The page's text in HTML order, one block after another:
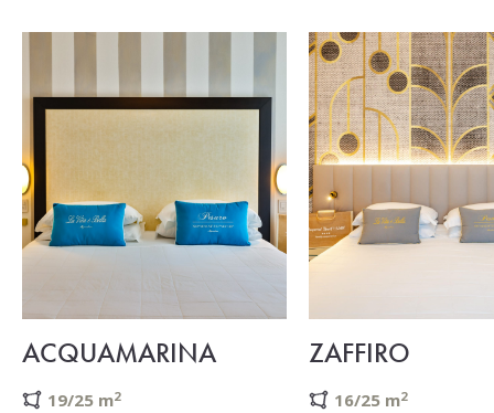
ACQUAMARINA
19/25 m2
ZAFFIRO
16/25 m2